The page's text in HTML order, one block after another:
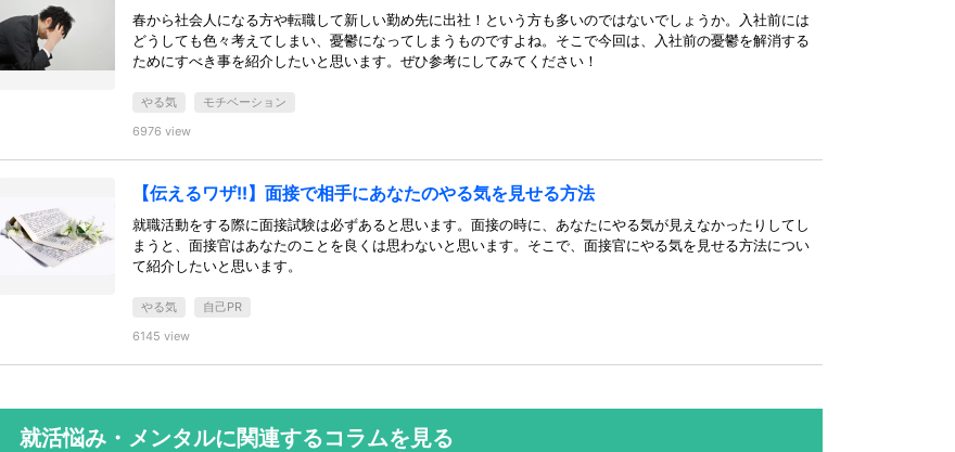
春から社会人になる方や転職して新しい勤め先に出社！という方も多いのではないでしょうか。入社前には
どうしても色々考えてしまい、憂鬱になってしまうものですよね。そこで今回は、入社前の憂鬱を解消する
ためにすべき事を紹介したいと思います。ぜひ参考にしてみてください！
やる気
モチベーション
6976 view
【伝えるワザ!!】面接で相手にあなたのやる気を見せる方法
就職活動をする際に面接試験は必ずあると思います。面接の時に、あなたにやる気が見えなかったりしてし
まうと、面接官はあなたのことを良くは思わないと思います。そこで、面接官にやる気を見せる方法につい
て紹介したいと思います。
やる気
自己PR
6145 view
就活悩み・メンタルに関連するコラムを見る